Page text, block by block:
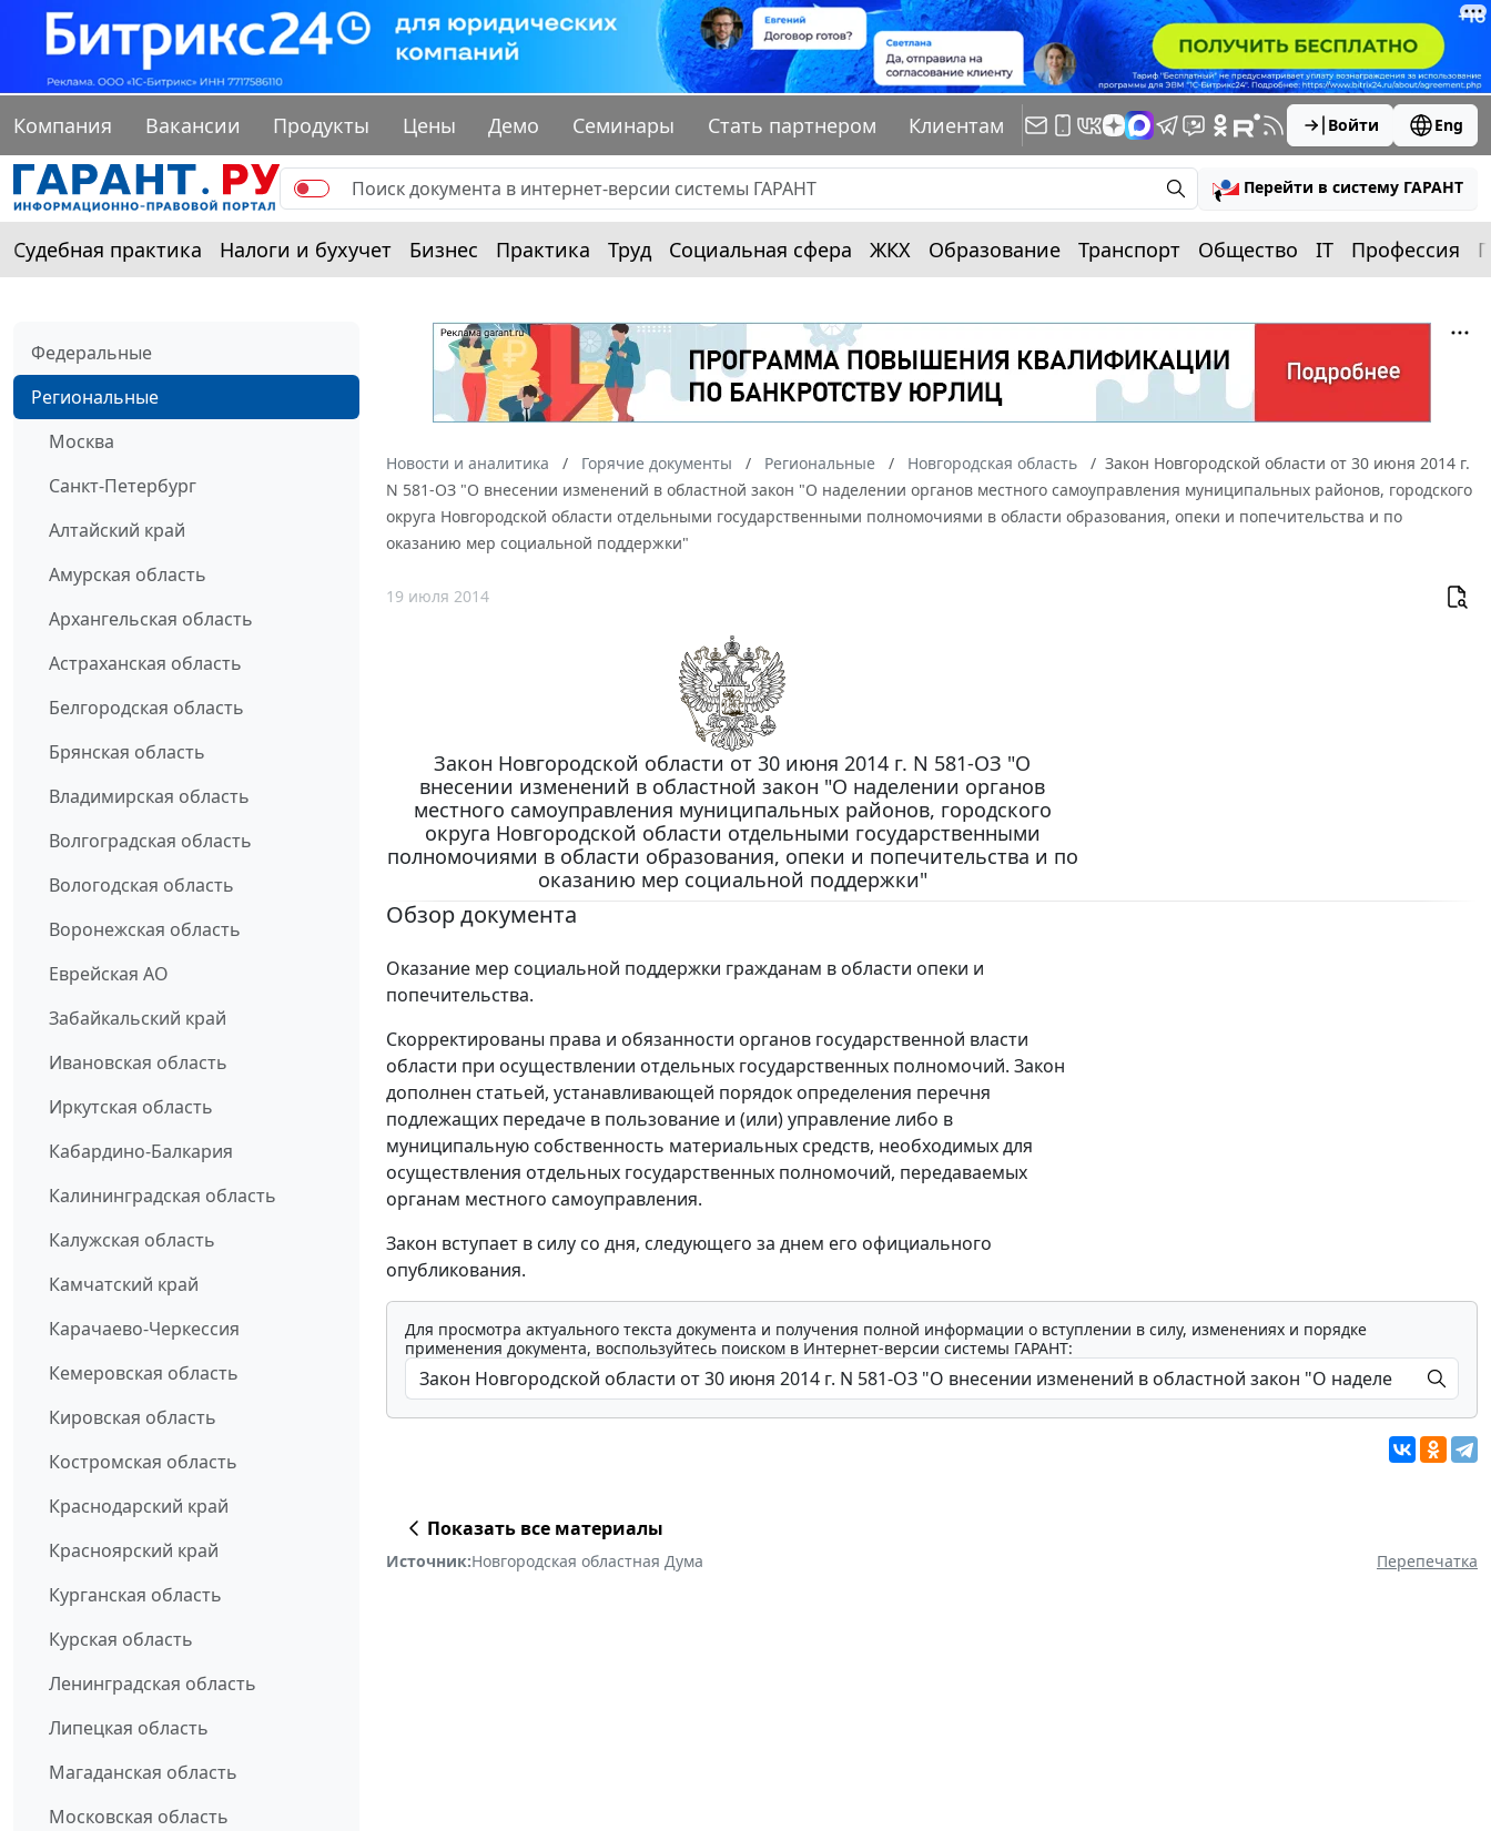
Компания Вакансии Продукты Цены Демо Семинары Стать партнером Клиентам Войти Eng
Перейти в систему ГАРАНТ
Судебная практика Налоги и бухучет Бизнес Практика Труд Социальная сфера ЖКХ Образование Транспорт Общество IT Профессия
Федеральные
Региональные
Москва
Санкт-Петербург
Алтайский край
Амурская область
Архангельская область
Астраханская область
Белгородская область
Брянская область
Владимирская область
Волгоградская область
Вологодская область
Воронежская область
Еврейская АО
Забайкальский край
Ивановская область
Иркутская область
Кабардино-Балкария
Калининградская область
Калужская область
Камчатский край
Карачаево-Черкессия
Кемеровская область
Кировская область
Костромская область
Краснодарский край
Красноярский край
Курганская область
Курская область
Ленинградская область
Липецкая область
Магаданская область
Московская область
Новости и аналитика Горячие документы Региональные Новгородская область
Закон Новгородской области от 30 июня 2014 г.
N 581-ОЗ "О внесении изменений в областной закон "О наделении органов местного самоуправления муниципальных районов, городского
округа Новгородской области отдельными государственными полномочиями в области образования, опеки и попечительства и по
оказанию мер социальной поддержки"
19 июля 2014
Закон Новгородской области от 30 июня 2014 г. N 581-ОЗ "О
внесении изменений в областной закон "О наделении органов
местного самоуправления муниципальных районов, городского
округа Новгородской области отдельными государственными
полномочиями в области образования, опеки и попечительства и по
оказанию мер социальной поддержки"
Обзор документа
Оказание мер социальной поддержки гражданам в области опеки и
попечительства.
Скорректированы права и обязанности органов государственной власти
области при осуществлении отдельных государственных полномочий. Закон
дополнен статьей, устанавливающей порядок определения перечня
подлежащих передаче в пользование и (или) управление либо в
муниципальную собственность материальных средств, необходимых для
осуществления отдельных государственных полномочий, передаваемых
органам местного самоуправления.
Закон вступает в силу со дня, следующего за днем его официального
опубликования.
Для просмотра актуального текста документа и получения полной информации о вступлении в силу, изменениях и порядке
применения документа, воспользуйтесь поиском в Интернет-версии системы ГАРАНТ:
Показать все материалы
Источник:Новгородская областная Дума Перепечатка